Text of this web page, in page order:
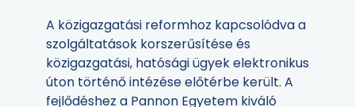
A közigazgatási reformhoz kapcsolódva a
szolgáltatások korszerűsítése és
közigazgatási, hatósági ügyek elektronikus
úton történő intézése előtérbe került. A
fejlődéshez a Pannon Egyetem kiváló